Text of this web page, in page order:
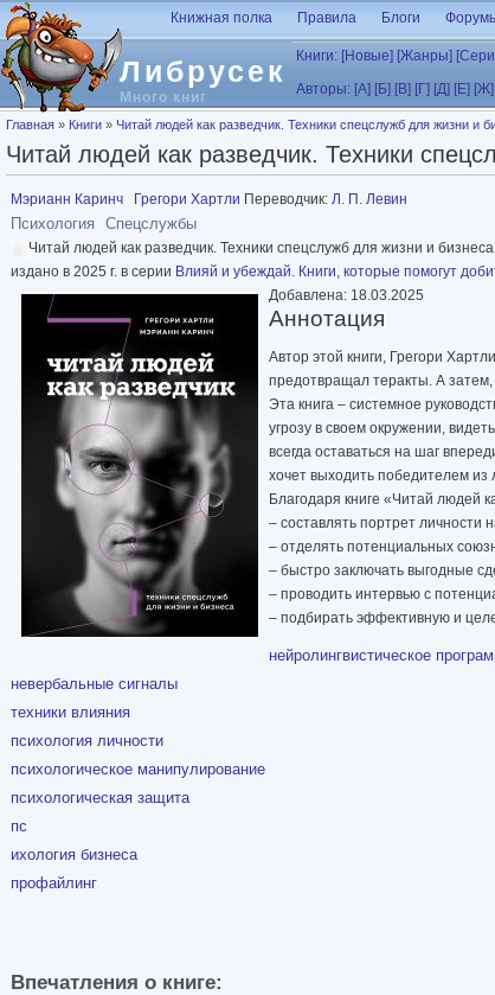
Перейти к основному содержанию
Либрусек
Много книг
Книжная полка Правила Блоги
Книги: [Новые] [Жанры]
Авторы: [А] [Б] [В] [Г] [Д] [Е] [Ж]
Вы здесь
Главная » Книги » Читай людей как разведчик. Техники спецслужб для жизни и
Читай людей как разведчик. Техники
Мэрианн Каринч Грегори Хартли Переводчик: Л. П. Левин
Психология Спецслужбы
Читай людей как разведчик. Техники спецслужб для жизни и бизнеса
издано в 2025 г. в серии Влияй и убеждай. Книги, которые помогут
Добавлена: 18.03.2025
Аннотация
Автор этой книги, Грегори
предотвращал теракты. А затем,
Эта книга – системное
угрозу в своем окружении,
всегда оставаться на шаг
хочет выходить победителем из
Благодаря книге «Читай людей
– составлять портрет
– отделять потенциальных
– быстро заключать выгодные
– проводить интервью с
– подбирать эффективную и
нейролингвистическое
невербальные сигналы
техники влияния
психология личности
психологическое манипулирование
психологическая защита
пс
ихология бизнеса
профайлинг
Впечатления о книге: